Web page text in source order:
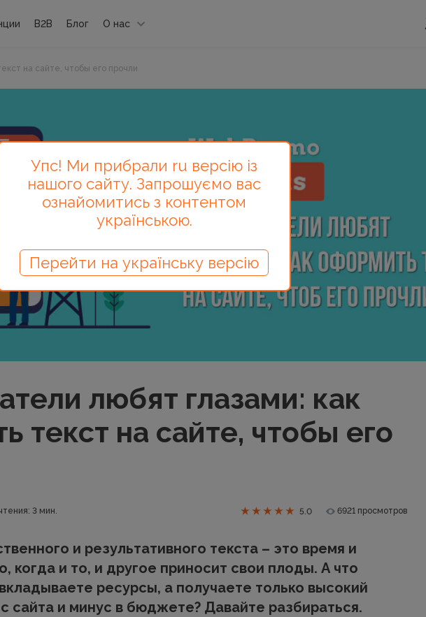
B2B Блог О нас
на сайте, чтобы его прочли
любят глазами: как
текст на сайте, чтобы его
3 мин. 5.0 6921 просмотров
и результативного текста – это время и
когда и то, и другое приносит свои плоды. А что
ресурсы, а получаете только высокий
сайта и минус в бюджете? Давайте разбираться.
Упс! Ми прибрали ru версію із
нашого сайту. Запрошуємо вас
ознайомитись з контентом
українською.
Перейти на українську версію